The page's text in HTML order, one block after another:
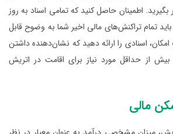
اطمینان حاصل کنید که تمامی اسناد به روز
باید تمام تراکنش‌های مالی اخیر شما به وضوح قابل
اسنادی را ارائه دهید که نشان‌دهنده داشتن
بیش از حداقل مورد نیاز برای اقامت در اتریش
مالی